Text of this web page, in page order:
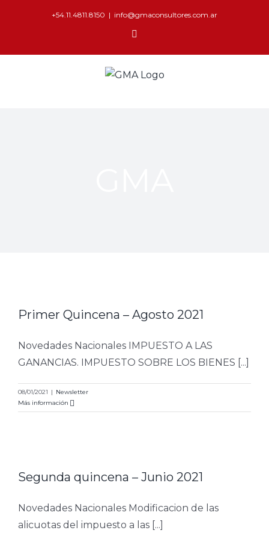
+54.11.4811.8150 | info@gmaconsultores.com.ar
Primer Quincena – Agosto 2021
Novedades Nacionales IMPUESTO A LAS
GANANCIAS. IMPUESTO SOBRE LOS BIENES [...]
08/01/2021 | Newsletter
Más información
Segunda quincena – Junio 2021
Novedades Nacionales Modificacion de las
alicuotas del impuesto a las [...]